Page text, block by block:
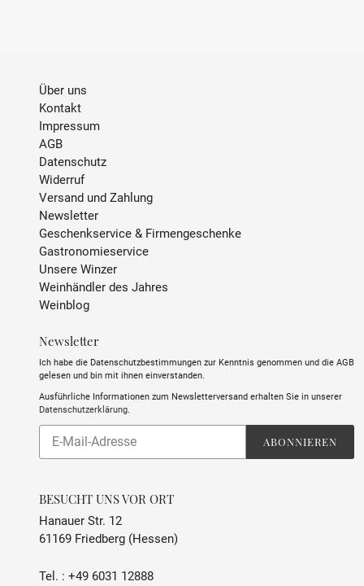
ALKOHOLGEHALT
TRINKTEMPERATUR
SULFITE
ABFÜLLER / IMPORTEUR
Commune, 86110
Über uns
Kontakt
Impressum
AGB
Datenschutz
Widerruf
Versand und Zahlung
Newsletter
Geschenkservice & Firmengeschenke
Gastronomieservice
Unsere Winzer
Weinhändler des Jahres
Weinblog
Newsletter
Ich habe die Datenschutzbestimmungen zur Kenntnis genommen und die AGB
gelesen und bin mit ihnen einverstanden.
Ausführliche Informationen zum Newsletterversand erhalten Sie in unserer
Datenschutzerklärung.
unsere
ABONNIEREN
BESUCHT UNS VOR ORT
Hanauer Str. 12
61169 Friedberg (Hessen)
Tel. : +49 6031 12888